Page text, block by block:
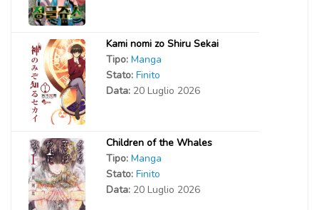
Kami nomi zo Shiru Sekai
Tipo: Manga
Stato: Finito
Data: 20 Luglio 2026
Children of the Whales
Tipo: Manga
Stato: Finito
Data: 20 Luglio 2026